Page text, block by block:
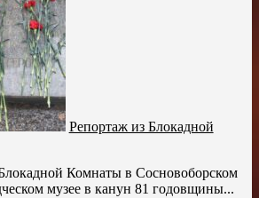
Репортаж из Блокадной
Комнаты в Сосновоборском
музее в канун 81 годовщины...